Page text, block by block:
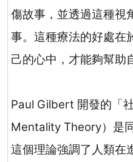
傷故事，並透過這種視
事。這種療法的好處在
己的心中，才能夠幫助
Paul Gilbert 開發的「
Mentality Theory）是
這個理論強調了人類在